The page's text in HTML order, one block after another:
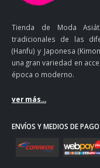
Tienda de Moda
tradicionales de las
(Hanfu) y Japonesa
una gran variedad en
época o moderno.
ver más...
ENVÍOS Y MEDIOS DE PAGO